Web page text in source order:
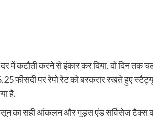
में कटौती करने से इंकार कर दिया. दो दिन तक
फीसदी पर रेपो रेट को बरकरार रखते हुए
है.
का सही आंकलन और गुड्स एंड सर्विसेज टैक्स